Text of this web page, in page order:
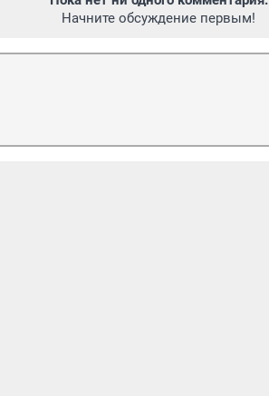
Начните обсуждение первым!